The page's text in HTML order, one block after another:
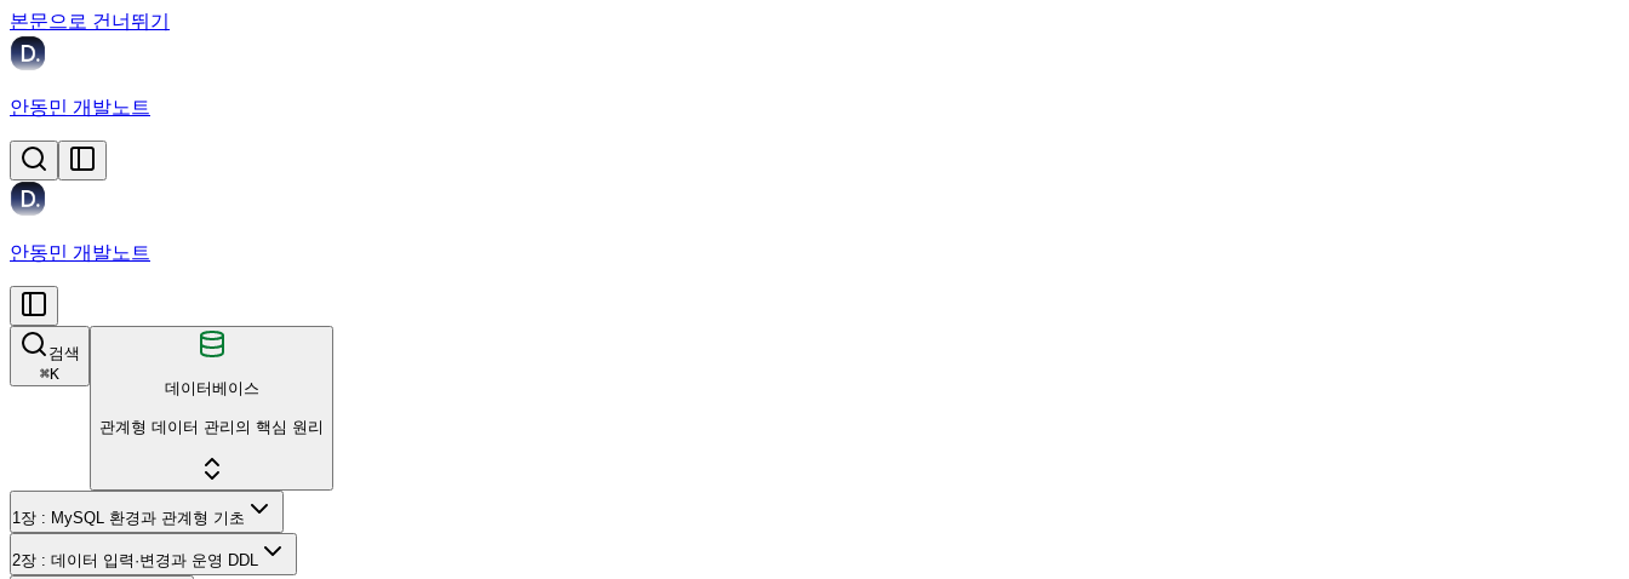
본문으로 건너뛰기
안동민 개발노트
안동민 개발노트
검색
⌘K
데이터베이스
관계형 데이터 관리의 핵심 원리
1장 : MySQL 환경과 관계형 기초
2장 : 데이터 입력·변경과 운영 DDL